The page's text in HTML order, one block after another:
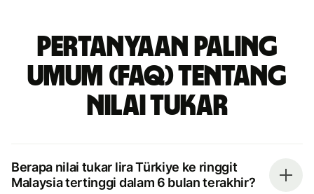
Pertanyaan paling
umum (FAQ) tentang
nilai tukar
Berapa nilai tukar lira Türkiye ke ringgit
Malaysia tertinggi dalam 6 bulan terakhir?